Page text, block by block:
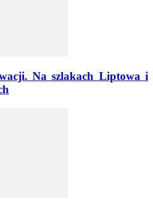
Na szlakach Liptowa i